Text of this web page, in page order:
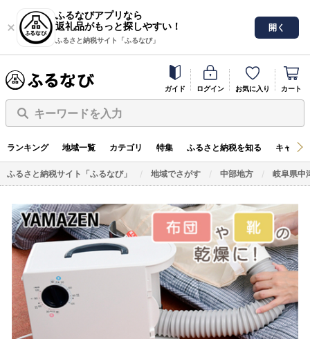
ふるなびアプリなら
返礼品がもっと探しやすい！
ふるさと納税サイト「ふるなび」
開く
ガイド ログイン お気に入り カート
キーワードを入力
ランキング 地域一覧 カテゴリ 特集 ふるさと納税を知る キャン
ふるさと納税サイト「ふるなび」 地域でさがす 中部地方 岐阜県中